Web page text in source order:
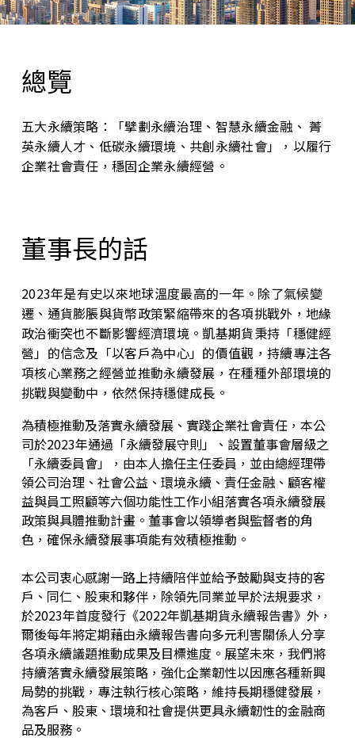
總覽
五大永續策略：「擘劃永續治理、智慧永續金融、 菁
英永續人才、低碳永續環境、共創永續社會」，以履行
企業社會責任，穩固企業永續經營。
董事長的話
2023年是有史以來地球溫度最高的一年。除了氣候變
遷、通貨膨脹與貨幣政策緊縮帶來的各項挑戰外，地緣
政治衝突也不斷影響經濟環境。凱基期貨秉持「穩健經
營」的信念及「以客戶為中心」的價值觀，持續專注各
項核心業務之經營並推動永續發展，在種種外部環境的
挑戰與變動中，依然保持穩健成長。
為積極推動及落實永續發展、實踐企業社會責任，本公
司於2023年通過「永續發展守則」、設置董事會層級之
「永續委員會」，由本人擔任主任委員，並由總經理帶
領公司治理、社會公益、環境永續、責任金融、顧客權
益與員工照顧等六個功能性工作小組落實各項永續發展
政策與具體推動計畫。董事會以領導者與監督者的角
色，確保永續發展事項能有效積極推動。
本公司衷心感謝一路上持續陪伴並給予鼓勵與支持的客
戶、同仁、股東和夥伴，除領先同業並早於法規要求，
於2023年首度發行《2022年凱基期貨永續報告書》外，
爾後每年將定期藉由永續報告書向多元利害關係人分享
各項永續議題推動成果及目標進度。展望未來，我們將
持續落實永續發展策略，強化企業韌性以因應各種新興
局勢的挑戰，專注執行核心策略，維持長期穩健發展，
為客戶、股東、環境和社會提供更具永續韌性的金融商
品及服務。